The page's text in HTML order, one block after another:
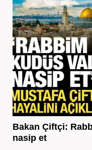
Bakan Çiftçi:
nasip et